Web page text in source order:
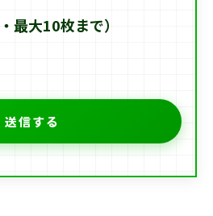
最大10枚まで）